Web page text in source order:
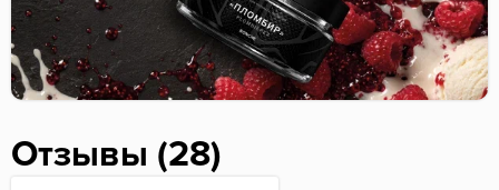
Отзывы (28)